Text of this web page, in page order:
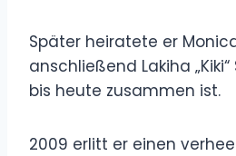
Später heiratete er
anschließend Lakiha
bis heute zusammen ist.
2009 erlitt er einen